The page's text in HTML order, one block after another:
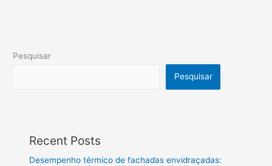
Pesquisar
Pesquisar
Recent Posts
Desempenho térmico de fachadas envidraçadas: